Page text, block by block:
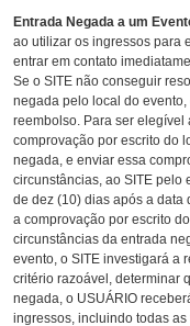
Entrada Negada a um
ao utilizar os ingressos para
entrar em contato
Se o SITE não conseguir
negada pelo local do
reembolso. Para ser elegível
comprovação por escrito do
negada, e enviar essa
circunstâncias, ao SITE pelo
de dez (10) dias após a data
a comprovação por escrito
circunstâncias da entrada
evento, o SITE investigará a
critério razoável, determinar
negada, o USUÁRIO
ingressos, incluindo todas